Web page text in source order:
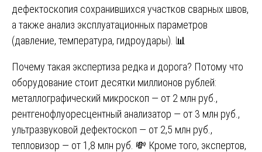
дефектоскопия сохранившихся участков сварных швов,
а также анализ эксплуатационных параметров
(давление, температура, гидроудары). 📊
Почему такая экспертиза редка и дорога? Потому что
оборудование стоит десятки миллионов рублей:
металлографический микроскоп — от 2 млн руб.,
рентгенофлуоресцентный анализатор — от 3 млн руб.,
ультразвуковой дефектоскоп — от 2,5 млн руб.,
тепловизор — от 1,8 млн руб. 💸 Кроме того, экспертов,